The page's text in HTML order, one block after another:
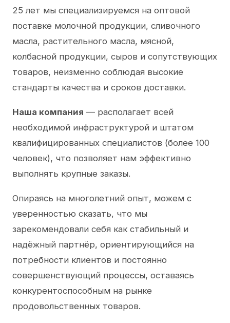
25 лет мы специализируемся на оптовой
поставке молочной продукции, сливочного
масла, растительного масла, мясной,
колбасной продукции, сыров и сопутствующих
товаров, неизменно соблюдая высокие
стандарты качества и сроков доставки.
Наша компания — располагает всей
необходимой инфраструктурой и штатом
квалифицированных специалистов (более 100
человек), что позволяет нам эффективно
выполнять крупные заказы.
Опираясь на многолетний опыт, можем с
уверенностью сказать, что мы
зарекомендовали себя как стабильный и
надёжный партнёр, ориентирующийся на
потребности клиентов и постоянно
совершенствующий процессы, оставаясь
конкурентоспособным на рынке
продовольственных товаров.